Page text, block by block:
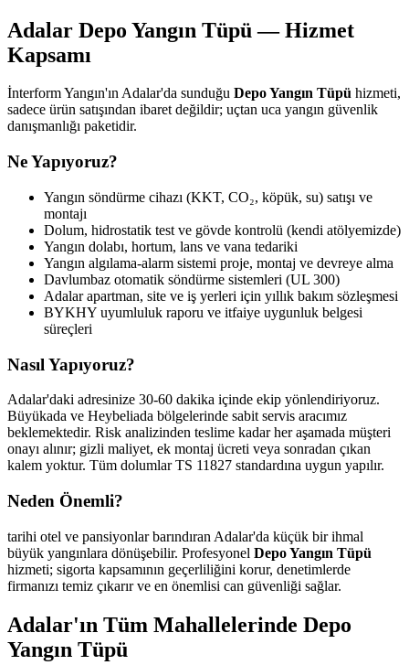
Adalar Depo Yangın Tüpü — Hizmet
Kapsamı
İnterform Yangın'ın Adalar'da sunduğu Depo Yangın Tüpü hizmeti,
sadece ürün satışından ibaret değildir; uçtan uca yangın güvenlik
danışmanlığı paketidir.
Ne Yapıyoruz?
Yangın söndürme cihazı (KKT, CO₂, köpük, su) satışı ve
montajı
Dolum, hidrostatik test ve gövde kontrolü (kendi atölyemizde)
Yangın dolabı, hortum, lans ve vana tedariki
Yangın algılama-alarm sistemi proje, montaj ve devreye alma
Davlumbaz otomatik söndürme sistemleri (UL 300)
Adalar apartman, site ve iş yerleri için yıllık bakım sözleşmesi
BYKHY uyumluluk raporu ve itfaiye uygunluk belgesi
süreçleri
Nasıl Yapıyoruz?
Adalar'daki adresinize 30-60 dakika içinde ekip yönlendiriyoruz.
Büyükada ve Heybeliada bölgelerinde sabit servis aracımız
beklemektedir. Risk analizinden teslime kadar her aşamada müşteri
onayı alınır; gizli maliyet, ek montaj ücreti veya sonradan çıkan
kalem yoktur. Tüm dolumlar TS 11827 standardına uygun yapılır.
Neden Önemli?
tarihi otel ve pansiyonlar barındıran Adalar'da küçük bir ihmal
büyük yangınlara dönüşebilir. Profesyonel Depo Yangın Tüpü
hizmeti; sigorta kapsamının geçerliliğini korur, denetimlerde
firmanızı temiz çıkarır ve en önemlisi can güvenliği sağlar.
Adalar'ın Tüm Mahallelerinde Depo
Yangın Tüpü